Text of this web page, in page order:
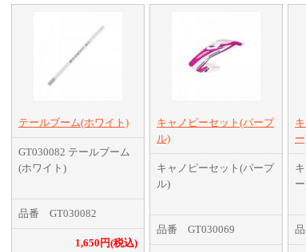
テールブーム(ホワイト)
GT030082 テールブーム
(ホワイト)
品番 GT030082
1,650円(税込)
キャノピーセット(パープ
ル)
キャノピーセット(パープ
ル)
品番 GT030069